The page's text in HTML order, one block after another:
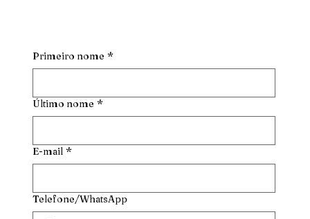
Primeiro nome *
Último nome *
E-mail *
Telefone/WhatsApp